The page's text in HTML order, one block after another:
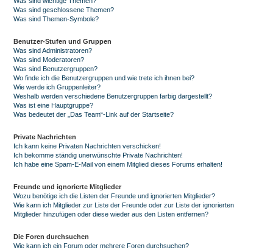
Was sind geschlossene Themen?
Was sind Themen-Symbole?
Benutzer-Stufen und Gruppen
Was sind Administratoren?
Was sind Moderatoren?
Was sind Benutzergruppen?
Wo finde ich die Benutzergruppen und wie trete ich ihnen bei?
Wie werde ich Gruppenleiter?
Weshalb werden verschiedene Benutzergruppen farbig dargestellt?
Was ist eine Hauptgruppe?
Was bedeutet der „Das Team“-Link auf der Startseite?
Private Nachrichten
Ich kann keine Privaten Nachrichten verschicken!
Ich bekomme ständig unerwünschte Private Nachrichten!
Ich habe eine Spam-E-Mail von einem Mitglied dieses Forums erhalten!
Freunde und ignorierte Mitglieder
Wozu benötige ich die Listen der Freunde und ignorierten Mitglieder?
Wie kann ich Mitglieder zur Liste der Freunde oder zur Liste der ignorierten
Mitglieder hinzufügen oder diese wieder aus den Listen entfernen?
Die Foren durchsuchen
Wie kann ich ein Forum oder mehrere Foren durchsuchen?